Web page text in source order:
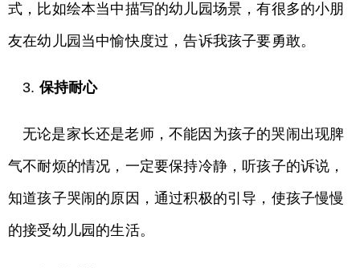
式，比如绘本当中描写的幼儿园场景，有很多的小朋
友在幼儿园当中愉快度过，告诉我孩子要勇敢。
3. 保持耐心
无论是家长还是老师，不能因为孩子的哭闹出现脾
气不耐烦的情况，一定要保持冷静，听孩子的诉说，
知道孩子哭闹的原因，通过积极的引导，使孩子慢慢
的接受幼儿园的生活。